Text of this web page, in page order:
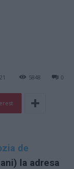
0
5848
de
la adresa